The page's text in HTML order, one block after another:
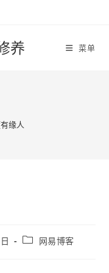
养 菜单
缘人
Post网易博客